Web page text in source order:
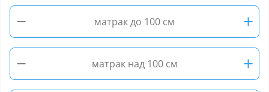
− матрак до 100 см
+
−
матрак над 100 см
+